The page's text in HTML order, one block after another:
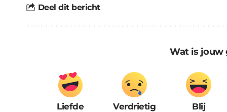
Deel dit bericht
Wat is jouw
Liefde Verdrietig Blij